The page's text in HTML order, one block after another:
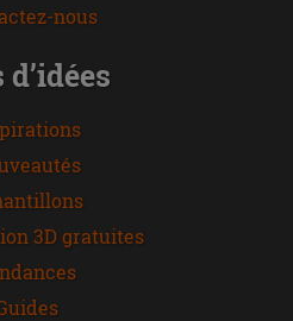
nous
3D gratuites